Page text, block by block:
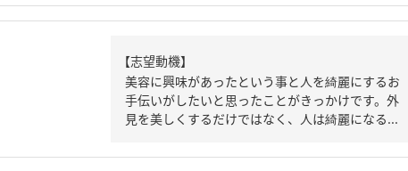
【志望動機】
美容に興味があったという事と人を綺麗にするお
手伝いがしたいと思ったことがきっかけです。外
見を美しくするだけではなく、人は綺麗になる...